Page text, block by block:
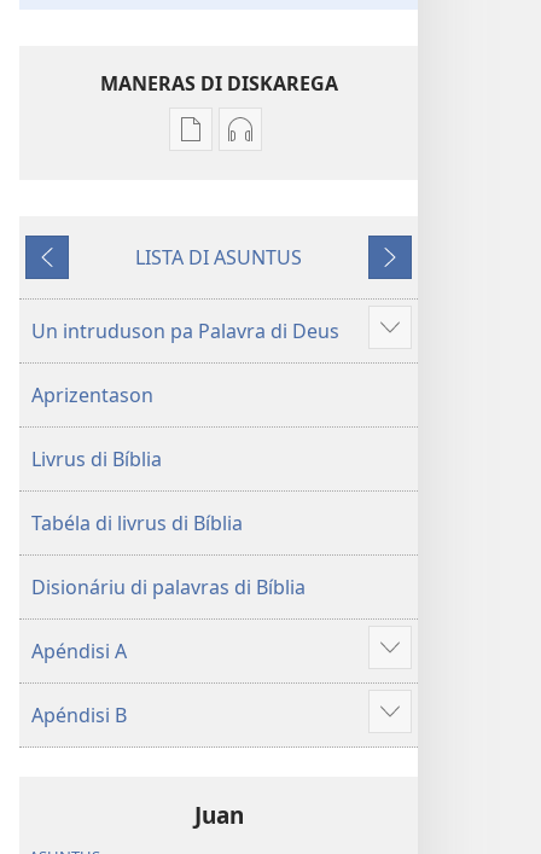
MANERAS DI DISKAREGA
Opson
Bíblia
di
Mundu
Opson
Bíblia
Mundu
Antis
LISTA DI ASUNTUS
Dipôs
Un intruduson pa Palavra di Deus
Mostra
más
Aprizentason
Livrus di Bíblia
Tabéla di livrus di Bíblia
Disionáriu di palavras di Bíblia
Apéndisi A
Mostra
más
Apéndisi B
Mostra
más
Juan